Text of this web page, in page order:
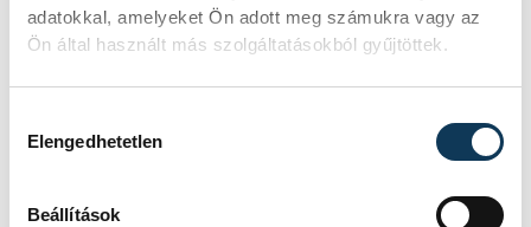
adatokkal, amelyeket Ön adott meg számukra vagy az
Ön által használt más szolgáltatásokból gyűjtöttek.
Elengedhetetlen
Beállítások